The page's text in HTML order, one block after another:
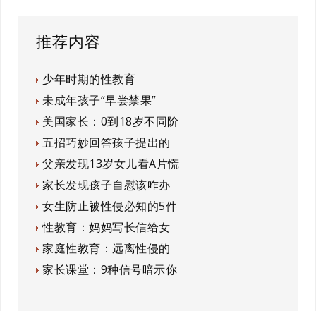
推荐内容
少年时期的性教育
未成年孩子“早尝禁果”
美国家长：0到18岁不同阶
五招巧妙回答孩子提出的
父亲发现13岁女儿看A片慌
家长发现孩子自慰该咋办
女生防止被性侵必知的5件
性教育：妈妈写长信给女
家庭性教育：远离性侵的
家长课堂：9种信号暗示你